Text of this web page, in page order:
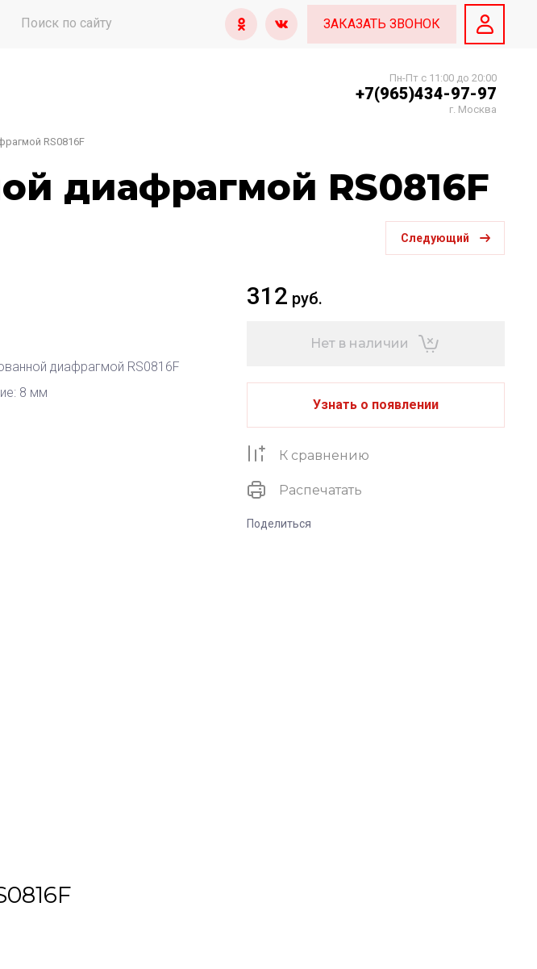
Поиск по сайту ЗАКАЗАТЬ ЗВОНОК
Пн-Пт с 11:00 до 20:00
+7(965)434-97-97
г. Москва
RS0816F
диафрагмой RS0816F
Следующий
диафрагмой RS0816F
8 мм
312 руб.
Нет в наличии
Узнать о появлении
К сравнению
Поделиться
Распечатать